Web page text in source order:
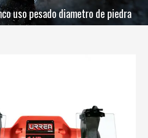
uso pesado diametro de piedra